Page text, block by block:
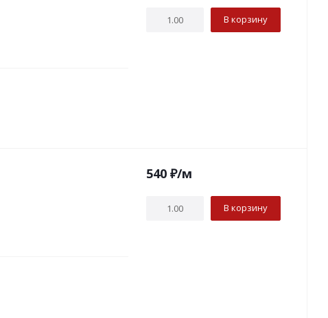
В корзину
540 ₽/м
В корзину